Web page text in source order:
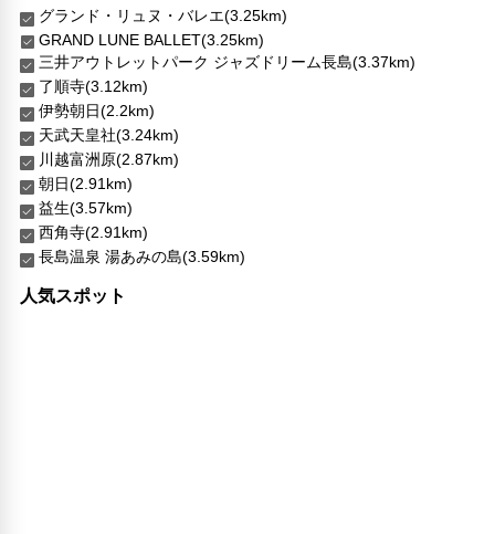
グランド・リュヌ・バレエ(3.25km)
GRAND LUNE BALLET(3.25km)
三井アウトレットパーク ジャズドリーム長島(3.37km)
了順寺(3.12km)
伊勢朝日(2.2km)
天武天皇社(3.24km)
川越富洲原(2.87km)
朝日(2.91km)
益生(3.57km)
西角寺(2.91km)
長島温泉 湯あみの島(3.59km)
人気スポット